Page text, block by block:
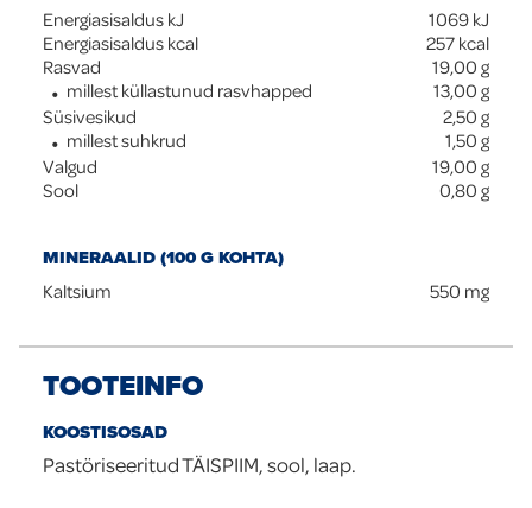
Energiasisaldus kJ 1069 kJ
Energiasisaldus kcal
257 kcal
Rasvad
19,00 g
millest küllastunud rasvhapped
13,00 g
Süsivesikud
2,50 g
millest suhkrud
1,50 g
Valgud
19,00 g
Sool
0,80 g
MINERAALID (100 G KOHTA)
Kaltsium 550 mg
TOOTEINFO
KOOSTISOSAD
Pastöriseeritud TÄISPIIM, sool, laap.